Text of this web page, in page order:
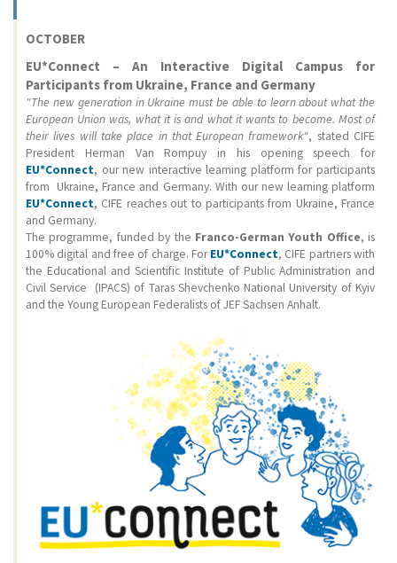
OCTOBER
EU*Connect – An Interactive Digital Campus for
Participants from Ukraine, France and Germany
"The new generation in Ukraine must be able to learn about what the
European Union was, what it is and what it wants to become. Most of
their lives will take place in that European framework", stated CIFE
President Herman Van Rompuy in his opening speech for
EU*Connect, our new interactive learning platform for participants
from Ukraine, France and Germany. With our new learning platform
EU*Connect, CIFE reaches out to participants from Ukraine, France
and Germany.
The programme, funded by the Franco-German Youth Office, is
100% digital and free of charge. ForEU*Connect, CIFE partners with
the Educational and Scientific Institute of Public Administration and
Civil Service (IPACS) of Taras Shevchenko National University of Kyiv
and the Young European Federalists of JEF Sachsen Anhalt.